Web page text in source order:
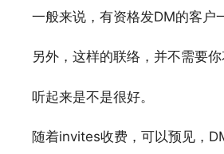
一般来说，有资格发DM的客户
另外，这样的联络，并不需要
听起来是不是很好。
随着invites收费，可以预见，